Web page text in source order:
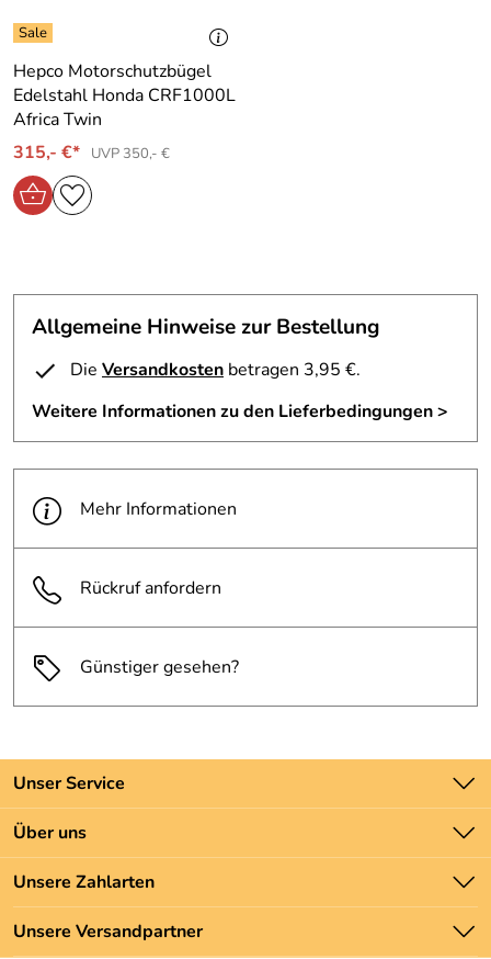
Hepco Motorschutzbügel
Edelstahl Honda CRF1000L
Africa Twin
315,- €*
UVP 350,- €
Allgemeine Hinweise zur Bestellung
Die Versandkosten betragen 3,95 €.
Weitere Informationen zu den Lieferbedingungen >
Mehr Informationen
Rückruf anfordern
Günstiger gesehen?
Unser Service
Kontakt
Batteriegesetz
Newsletter
Zahlung und Versand
Über uns
Unsere Bestseller
Marken
Neu
Unsere Zahlarten
Unsere Versandpartner